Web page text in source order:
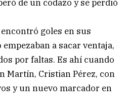
de un codazo y se perdió
goles en sus
a sacar ventaja,
por faltas. Es ahí cuando
Martín, Cristian Pérez, con
y un nuevo marcador en